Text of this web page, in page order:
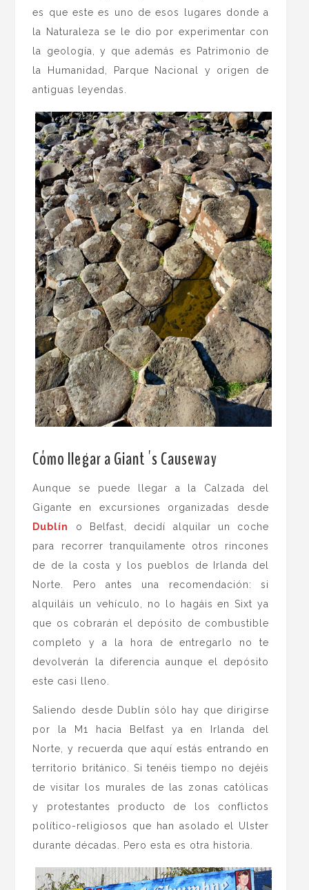
es que este es uno de esos lugares donde a
la Naturaleza se le dio por experimentar con
la geología, y que además es Patrimonio de
la Humanidad, Parque Nacional y origen de
antiguas leyendas.
Cómo llegar a Giant´s Causeway
Aunque se puede llegar a la Calzada del
Gigante en excursiones organizadas desde
Dublín
o Belfast, decidí alquilar un coche
para recorrer tranquilamente otros rincones
de de la costa y los pueblos de Irlanda del
Norte. Pero antes una recomendación: si
alquiláis un vehículo, no lo hagáis en Sixt ya
que os cobrarán el depósito de combustible
completo y a la hora de entregarlo no te
devolverán la diferencia aunque el depósito
este casi lleno.
Saliendo desde Dublín sólo hay que dirigirse
por la M1 hacia Belfast ya en Irlanda del
Norte, y recuerda que aquí estás entrando en
territorio británico. Si tenéis tiempo no dejéis
de visitar los murales de las zonas católicas
y protestantes producto de los conflictos
político-religiosos que han asolado el Ulster
durante décadas. Pero esta es otra historia.